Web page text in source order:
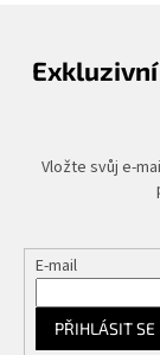
Vložte svůj e-
E-mail
PŘIHLÁSIT SE